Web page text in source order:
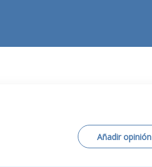
Añadir opinión